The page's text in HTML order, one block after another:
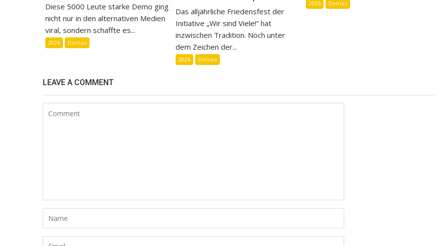
Diese 5000 Leute starke Demo ging
nicht nur in den alternativen Medien
viral, sondern schaffte es...
2026 Demos
Das alljährliche Friedensfest der
Initiative „Wir sind Viele!“ hat
inzwischen Tradition. Noch unter
dem Zeichen der...
2026 Demos
2026 Demos
LEAVE A COMMENT